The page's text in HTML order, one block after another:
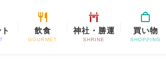
飲食
GOURMET
神社・勝運
SHRINE
買い物
SHOPPING